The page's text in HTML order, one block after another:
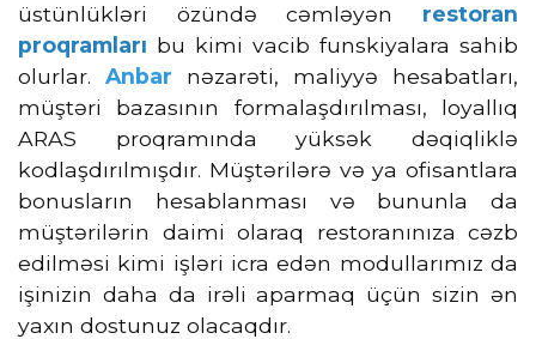
üstünlükləri özündə cəmləyən restoran
proqramları bu kimi vacib funskiyalara sahib
olurlar. Anbar nəzarəti, maliyyə hesabatları,
müştəri bazasının formalaşdırılması, loyallıq
ARAS proqramında yüksək dəqiqliklə
kodlaşdırılmışdır. Müştərilərə və ya ofisantlara
bonusların hesablanması və bununla da
müştərilərin daimi olaraq restoranınıza cəzb
edilməsi kimi işləri icra edən modullarımız da
işinizin daha da irəli aparmaq üçün sizin ən
yaxın dostunuz olacaqdır.